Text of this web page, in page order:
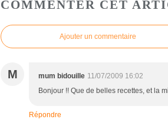
COMMENTER CET
Ajouter un commentaire
M mum bidouille 11/07/2009 16:02
Bonjour !! Que de belles recettes, et la
Répondre